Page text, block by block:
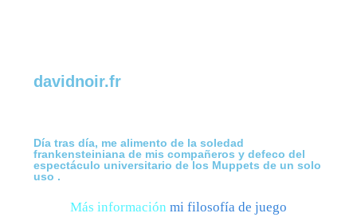
davidnoir.fr
Día tras día, me alimento de la soledad
frankensteiniana de mis compañeros y defeco del
espectáculo universitario de los Muppets de un solo
uso .
Más información mi filosofía de juego